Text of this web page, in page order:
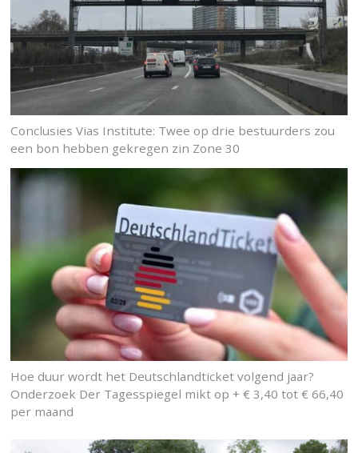
Conclusies Vias Institute: Twee op drie bestuurders zou
een bon hebben gekregen zin Zone 30
Hoe duur wordt het Deutschlandticket volgend jaar?
Onderzoek Der Tagesspiegel mikt op + € 3,40 tot € 66,40
per maand